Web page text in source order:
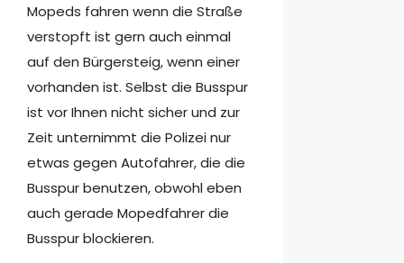
Mopeds fahren wenn die Straße
verstopft ist gern auch einmal
auf den Bürgersteig, wenn einer
vorhanden ist. Selbst die Busspur
ist vor Ihnen nicht sicher und zur
Zeit unternimmt die Polizei nur
etwas gegen Autofahrer, die die
Busspur benutzen, obwohl eben
auch gerade Mopedfahrer die
Busspur blockieren.